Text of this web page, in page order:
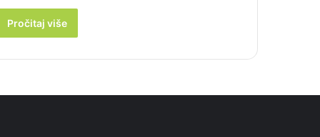
Pročitaj više